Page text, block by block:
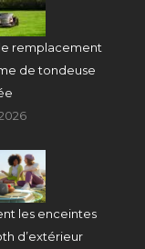
remplacement
de tondeuse
les enceintes
d’extérieur